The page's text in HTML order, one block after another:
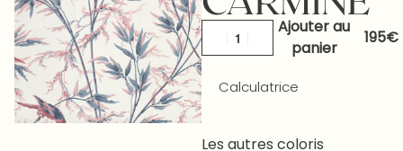
Ajouter au
panier
Calculatrice
Les autres coloris